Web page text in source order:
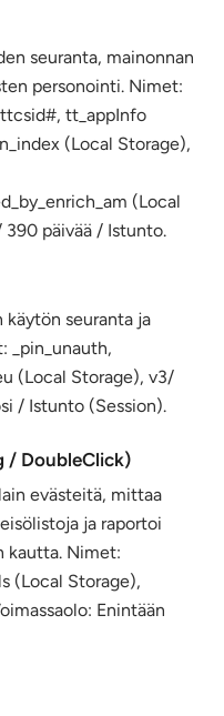
seuranta, mainonnan
personointi. Nimet:
tt_appInfo
(Local Storage),
(Local
390 päivää / Istunto.
seuranta ja
_pin_unauth,
(Local Storage), v3/
/ Istunto (Session).
/ DoubleClick)
evästeitä, mittaa
ja raportoi
kautta. Nimet:
(Local Storage),
Enintään